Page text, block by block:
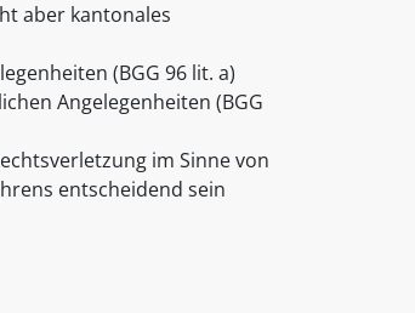
aber kantonales
(BGG 96 lit. a)
Angelegenheiten (BGG
im Sinne von
entscheidend sein